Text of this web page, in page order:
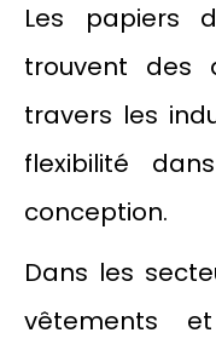
Les papiers
trouvent des
travers les
flexibilité
conception.
Dans les
vêtements